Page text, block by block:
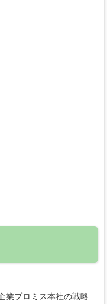
業プロミス本社の戦略